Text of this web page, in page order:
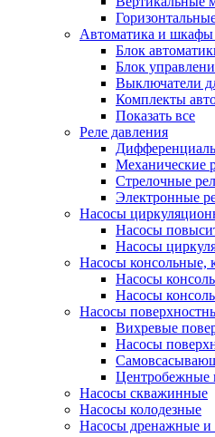
Автоматика и шкафы
Блок
Блок
Выключатели
Комплекты
Показать все
Реле давления
Механические
Стрелочные
Электронные
Насосы
Насосы
Насосы
Насосы консольные,
Насосы
Насосы
Насосы
Вихревые
Насосы
Центробежные
Насосы скважинные
Насосы колодезные
Насосы дренажные и